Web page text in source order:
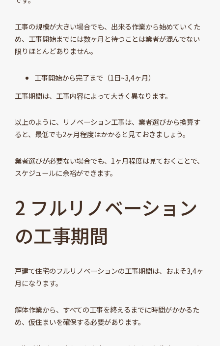
工事の規模が大きい場合でも、出来る作業から始めていくた
め、工事開始までには数ヶ月と待つことは業者が混んでない
限りほとんどありません。
工事開始から完了まで（1日~3,4ヶ月）
工事期間は、工事内容によって大きく異なります。
以上のように、リノベーション工事は、業者選びから換算す
ると、最低でも2ヶ月程度はかかると見ておきましょう。
業者選びが必要ない場合でも、1ヶ月程度は見ておくことで、
スケジュールに余裕ができます。
2 フルリノベーション
の工事期間
戸建て住宅のフルリノベーションの工事期間は、およそ3,4ヶ
月になります。
解体作業から、すべての工事を終えるまでに時間がかかるた
め、仮住まいを確保する必要があります。